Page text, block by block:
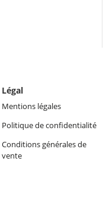
Légal
Mentions légales
Politique de confidentialité
Conditions générales de
vente